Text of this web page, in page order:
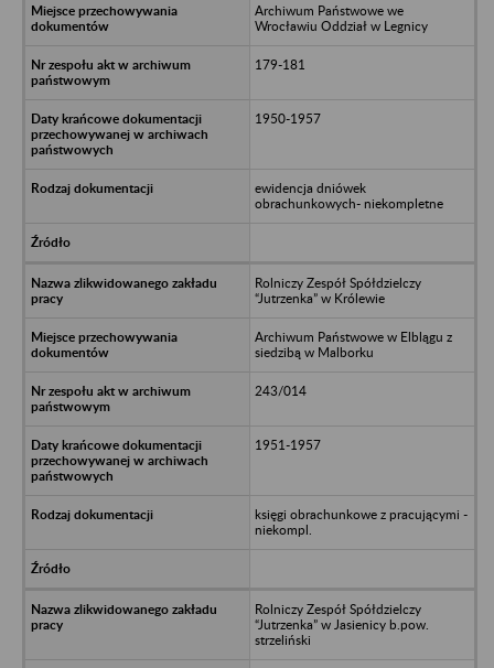
Archiwum Państwowe we
Wrocławiu Oddział w Legnicy
179-181
1950-1957
ewidencja dniówek
obrachunkowych- niekompletne
Rolniczy Zespół Spółdzielczy
“Jutrzenka” w Królewie
Archiwum Państwowe w Elblągu z
siedzibą w Malborku
243/014
1951-1957
księgi obrachunkowe z pracującymi -
niekompl.
Rolniczy Zespół Spółdzielczy
“Jutrzenka” w Jasienicy b.pow.
strzeliński